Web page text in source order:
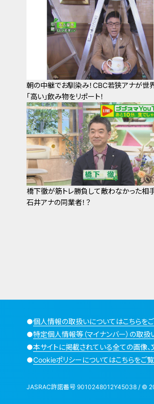
朝の中継でお馴染み！CBC若狭アナが世
「高い」飲み物をリポート！
橋下徹が筋トレ勝負して敵わなかった相
石井アナの同業者！？
●個人情報の取扱いについてはこちらをご
●特定個人情報等（マイナンバー）の取扱
●本サイトに掲載されている全ての画像、
●Cookieポリシーについてはこちらをご覧
JASRAC許諾番号 9010248012Y45038 / ©